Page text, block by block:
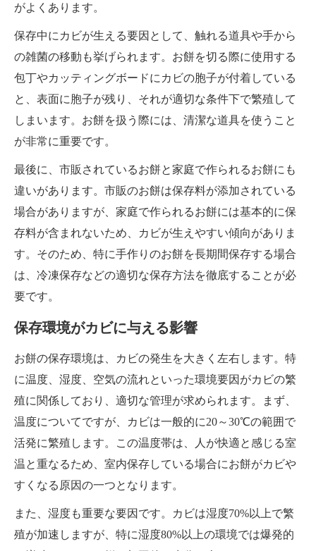
がよくあります。
保存中にカビが生える要因として、触れる道具や手から
の雑菌の移動も挙げられます。お餅を切る際に使用する
包丁やカッティングボードにカビの胞子が付着している
と、表面に胞子が残り、それが適切な条件下で繁殖して
しまいます。お餅を扱う際には、清潔な道具を使うこと
が非常に重要です。
最後に、市販されているお餅と家庭で作られるお餅にも
違いがあります。市販のお餅は保存料が添加されている
場合がありますが、家庭で作られるお餅には基本的に保
存料が含まれないため、カビが生えやすい傾向がありま
す。そのため、特に手作りのお餅を長期間保存する場合
は、冷凍保存などの適切な保存方法を徹底することが必
要です。
保存環境がカビに与える影響
お餅の保存環境は、カビの発生を大きく左右します。特
に温度、湿度、空気の流れといった環境要因がカビの繁
殖に関係しており、適切な管理が求められます。まず、
温度についてですが、カビは一般的に20～30℃の範囲で
活発に繁殖します。この温度帯は、人が快適と感じる室
温と重なるため、室内保存している場合にお餅がカビや
すくなる原因の一つとなります。
また、湿度も重要な要因です。カビは湿度70%以上で繁
殖が加速しますが、特に湿度80%以上の環境では爆発的